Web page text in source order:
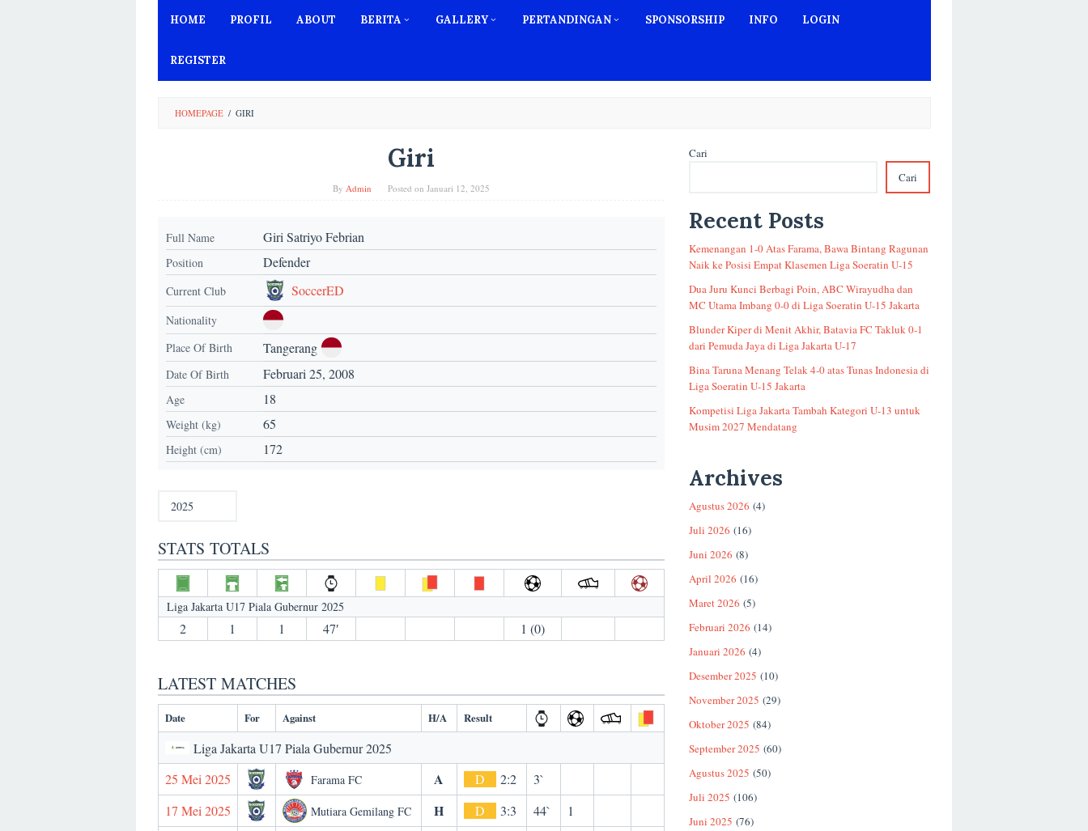
HOME PROFIL ABOUT BERITA GALLERY PERTANDINGAN SPONSORSHIP INFO LOGIN
REGISTER
HOMEPAGE / GIRI
Giri
By Admin Posted on Januari 12, 2025
Full Name Giri Satriyo Febrian
Position Defender
Current Club SoccerED
Nationality
Place Of Birth
Tangerang
Date Of Birth Februari 25, 2008
Age 18
Weight (kg) 65
Height (cm) 172
STATS TOTALS
Liga Jakarta U17 Piala Gubernur 2025
2 1 1 47′ 1 (0)
LATEST MATCHES
Date For Against H/A Result
Liga Jakarta U17 Piala Gubernur 2025
25 Mei 2025
Farama FC A D 2:2
3`
17 Mei 2025
Mutiara Gemilang FC H D 3:3 44`
1
Cari
Cari
Recent Posts
Kemenangan 1-0 Atas Farama, Bawa Bintang Ragunan
Naik ke Posisi Empat Klasemen Liga Soeratin U-15
Dua Juru Kunci Berbagi Poin, ABC Wirayudha dan
MC Utama Imbang 0-0 di Liga Soeratin U-15 Jakarta
Blunder Kiper di Menit Akhir, Batavia FC Takluk 0-1
dari Pemuda Jaya di Liga Jakarta U-17
Bina Taruna Menang Telak 4-0 atas Tunas Indonesia di
Liga Soeratin U-15 Jakarta
Kompetisi Liga Jakarta Tambah Kategori U-13 untuk
Musim 2027 Mendatang
Archives
Agustus 2026 (4)
Juli 2026 (16)
Juni 2026 (8)
April 2026 (16)
Maret 2026 (5)
Februari 2026 (14)
Januari 2026 (4)
Desember 2025 (10)
November 2025 (29)
Oktober 2025 (84)
September 2025 (60)
Agustus 2025 (50)
Juli 2025 (106)
Juni 2025 (76)